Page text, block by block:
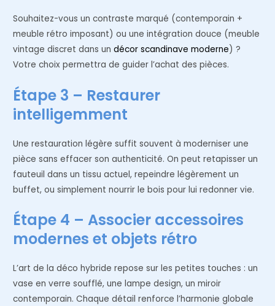
Souhaitez-vous un contraste marqué (contemporain +
meuble rétro imposant) ou une intégration douce (meuble
vintage discret dans undécor scandinave moderne) ?
Votre choix permettra de guider l’achat des pièces.
Étape 3 – Restaurer
intelligemment
Une restauration légère suffit souvent à moderniser une
pièce sans effacer son authenticité. On peut retapisser un
fauteuil dans un tissu actuel, repeindre légèrement un
buffet, ou simplement nourrir le bois pour lui redonner vie.
Étape 4 – Associer accessoires
modernes et objets rétro
L’art de la déco hybride repose sur les petites touches : un
vase en verre soufflé, une lampe design, un miroir
contemporain. Chaque détail renforce l’harmonie globale